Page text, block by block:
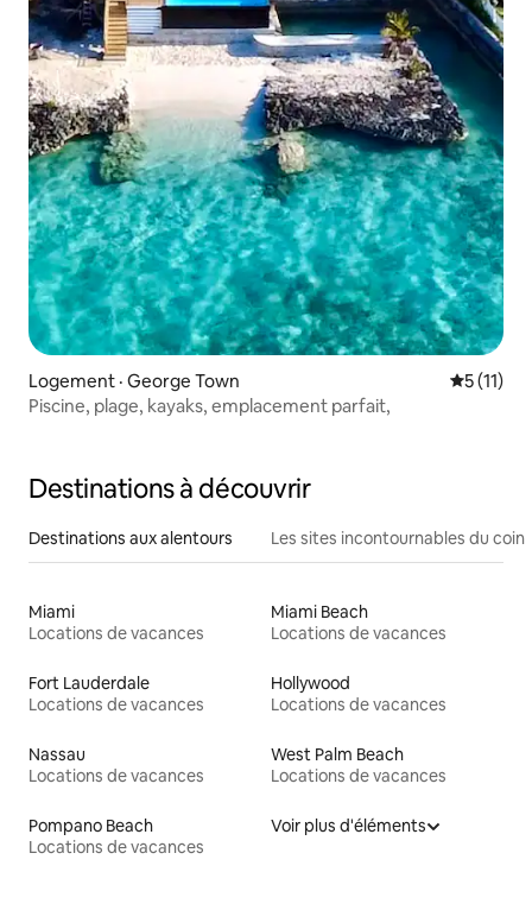
Logement · George Town Note
5 (11)
Piscine, plage, kayaks, emplacement parfait,
Destinations à découvrir
Destinations aux alentours Les sites incontournables du coin
Miami
Locations de vacances
Miami Beach
Locations de vacances
Fort Lauderdale
Locations de vacances
Hollywood
Locations de vacances
Nassau
Locations de vacances
West Palm Beach
Locations de vacances
Pompano Beach
Locations de vacances
Voir plus d'éléments